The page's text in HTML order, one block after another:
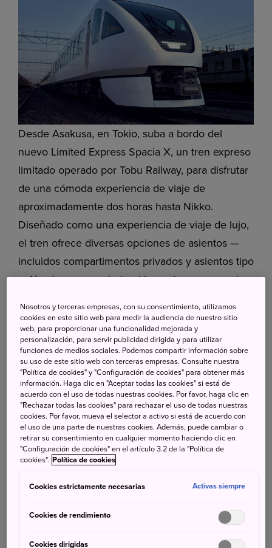
Desde Asakusa, en Tokio, suba a bordo del
nuevo Limited Express Spacia X, un tren expreso
limitado operado por Tobu Railway, para disfrutar
de una cómoda experiencia de viaje de
aproximadamente dos horas hasta Nikko.
Diseñado como una experiencia de viaje de lujo,
el tren ofrece diversas opciones de asientos —
incluidos compartimentos privados y asientos tipo
sofá—, lo que convierte el trayecto en una parte
Disfrute de una comida temprana con un ekiben,
una caja de comida preparada que se vende en
Nosotros y terceras empresas, con su consentimiento, utilizamos
cookies en este sitio web para medir la audiencia de nuestro sitio
web, para proporcionar una funcionalidad mejorada y
personalización, para servir publicidad dirigida y para utilizar
funciones de medios sociales. Podemos compartir información sobre
su uso de este sitio web con terceras empresas. Consulte nuestra
"Política de cookies" y "Configuración de cookies" para obtener más
información. Haga clic en "Aceptar todas las cookies" si está de
acuerdo con el uso de todas nuestras cookies. Por favor, haga clic en
"Rechazar todas las cookies" para rechazar el uso de todas nuestras
cookies. Por favor, mueva el selector a activo si está de acuerdo con
el uso de una parte de nuestras cookies. Además, puede cambiar o
retirar su consentimiento en cualquier momento haciendo clic en
"Configuración de cookies" en el artículo 3.2 de la "Política de
cookies". Política de cookies
Cookies estrictamente necesarias Activas siempre
Cookies de rendimiento
Cookies dirigidas